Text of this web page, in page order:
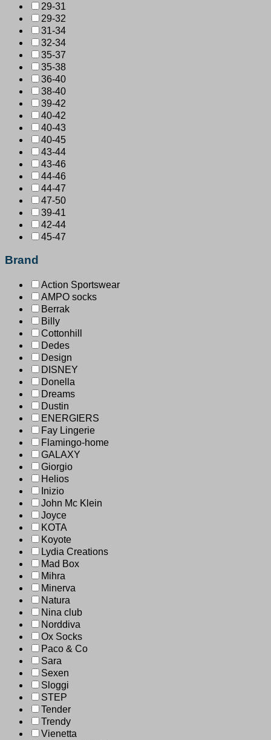
29-31
29-32
31-34
32-34
35-37
35-38
36-40
38-40
39-42
40-42
40-43
40-45
43-44
43-46
44-46
44-47
47-50
39-41
42-44
45-47
Brand
Action Sportswear
AMPO socks
Berrak
Billy
Cottonhill
Dedes
Design
DISNEY
Donella
Dreams
Dustin
ENERGIERS
Fay Lingerie
Flamingo-home
GALAXY
Giorgio
Helios
Inizio
John Mc Klein
Joyce
KOTA
Koyote
Lydia Creations
Mad Box
Mihra
Minerva
Natura
Nina club
Norddiva
Ox Socks
Paco & Co
Sara
Sexen
Sloggi
STEP
Tender
Trendy
Vienetta